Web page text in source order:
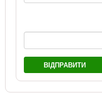
ВІДПРАВИТИ